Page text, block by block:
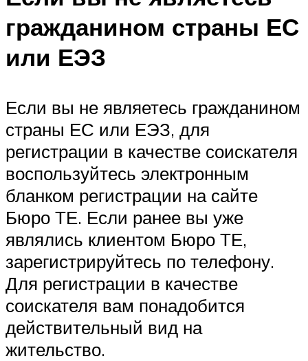
гражданином страны ЕС
или ЕЭЗ
Если вы не являетесь гражданином
страны ЕС или ЕЭЗ, для
регистрации в качестве соискателя
воспользуйтесь электронным
бланком регистрации на сайте
Бюро ТЕ. Если ранее вы уже
являлись клиентом Бюро ТЕ,
зарегистрируйтесь по телефону.
Для регистрации в качестве
соискателя вам понадобится
действительный вид на
жительство.